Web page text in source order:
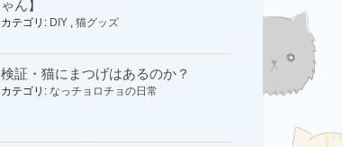
ゃん】
カテゴリ: DIY 猫グッズ
検証・猫にまつげはあるのか？
カテゴリ: なっチョロチョの日常